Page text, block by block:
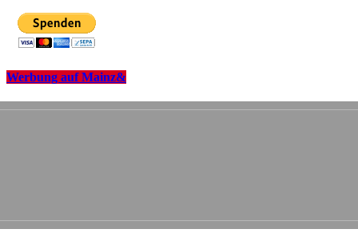
Werbung auf Mainz&